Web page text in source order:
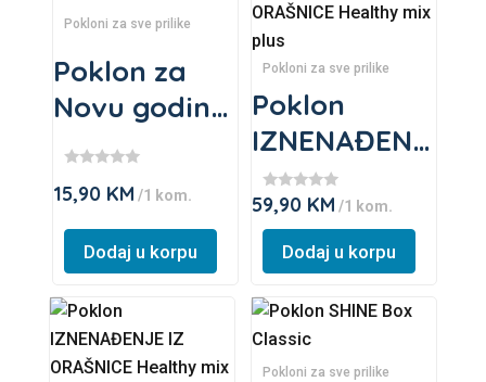
Pokloni za sve prilike
Poklon za
Novu godinu
Healthy mix
★
★
★
15,90 KM /1 kom.
variants.
The
may
chosen
on
the
product
page
Dodaj u korpu
Pokloni za sve prilike
Poklon
IZNENAĐENJ
E IZ
ORAŠNICE
Healthy mix
plus
★
★
★
59,90 KM /1 kom.
has
multiple
variants.
The
may
be
chosen
on
the
product
page
Dodaj u korpu
This
product
has
Pokloni za sve prilike
This
product
has